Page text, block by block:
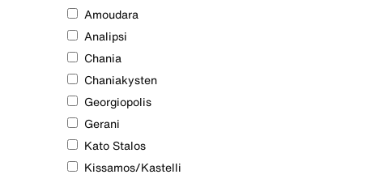
Amoudara
Analipsi
Chania
Chaniakysten
Georgiopolis
Gerani
Kato Stalos
Kissamos/Kastelli